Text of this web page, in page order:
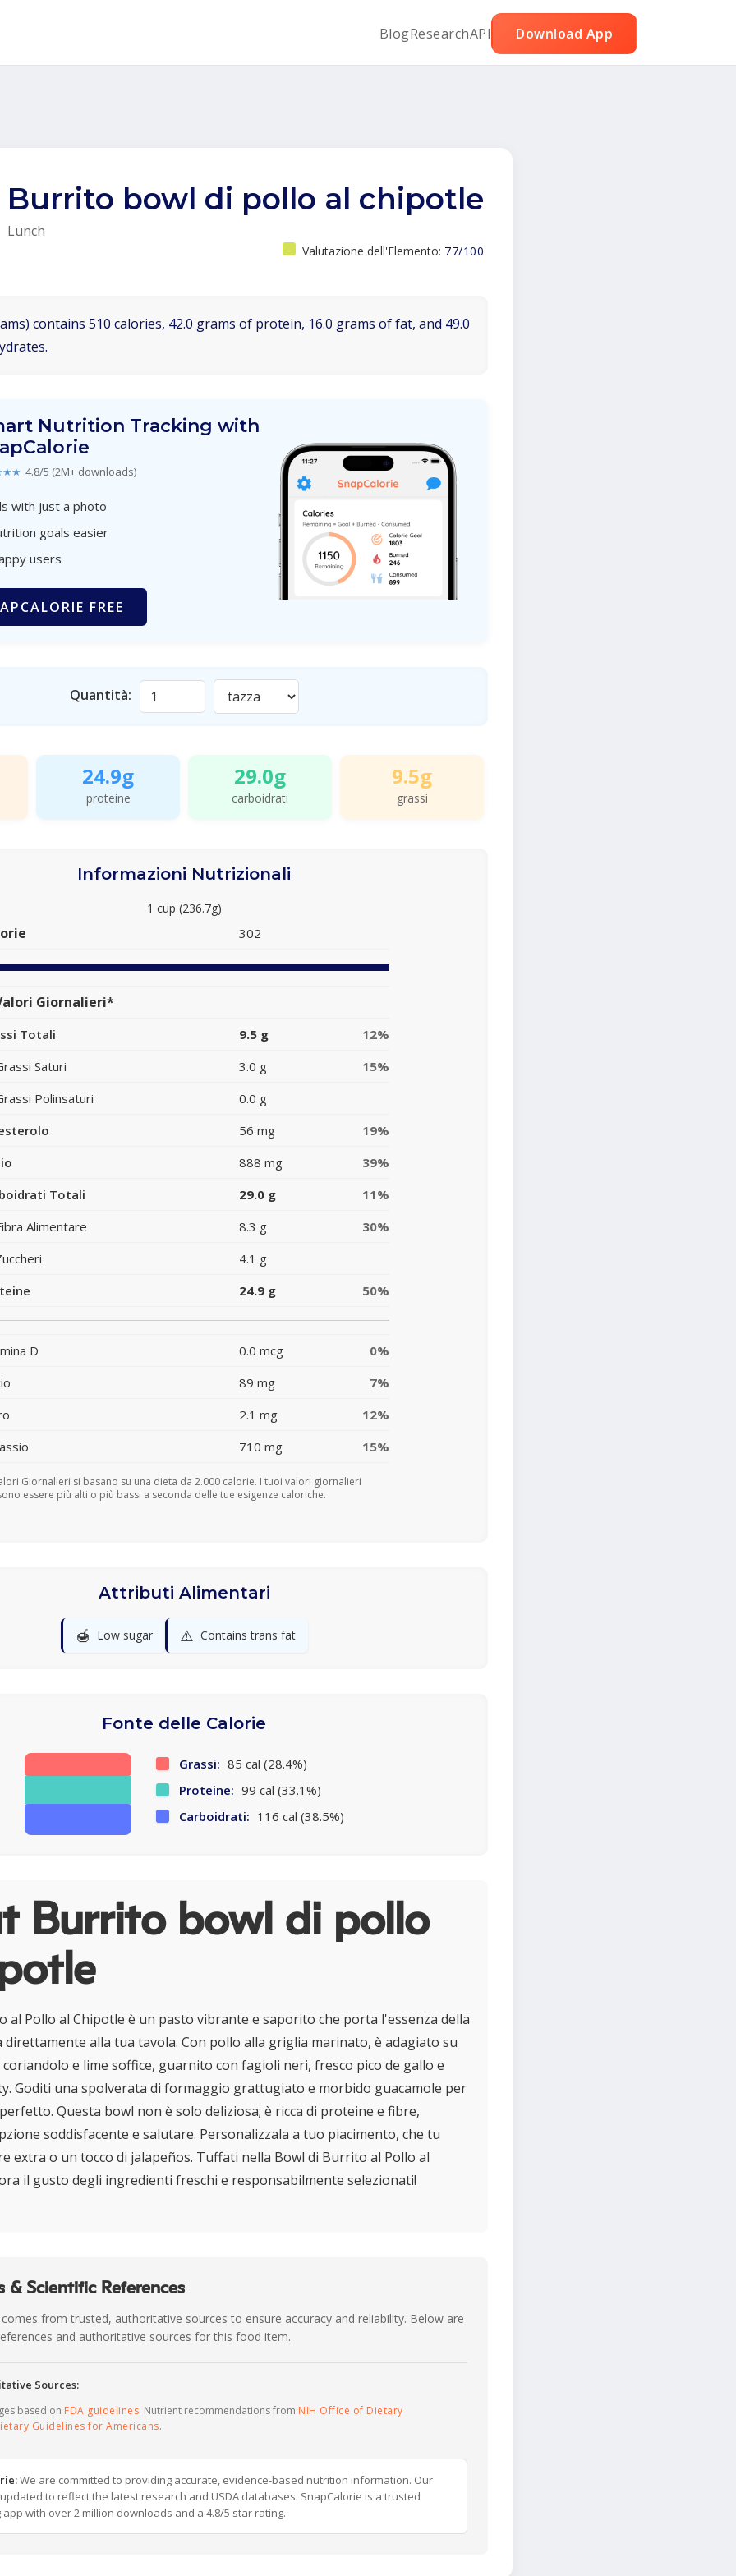
BlogResearchAPI Download App
Burrito bowl di pollo al chipotle
Lunch
Valutazione dell'Elemento: 77/100
contains 510 calories, 42.0 grams of protein, 16.0 grams of fat, and 49.0
Nutrition Tracking with
4.8/5 (2M+ downloads)
with just a photo
goals easier
users
FREE
Quantità:
24.9g
proteine
29.0g
carboidrati
9.5g
grassi
Informazioni Nutrizionali
1 cup (236.7g)
302
Giornalieri*
Totali 9.5 g
12%
Saturi
3.0 g
15%
Polinsaturi
0.0 g
56 mg
19%
888 mg
39%
Totali
29.0 g
11%
Alimentare
8.3 g
30%
4.1 g
24.9 g 50%
D 0.0 mcg
0%
89 mg
7%
2.1 mg
12%
710 mg 15%
Giornalieri si basano su una dieta da 2.000 calorie. I tuoi valori giornalieri
essere più alti o più bassi a seconda delle tue esigenze caloriche.
Attributi Alimentari
🍯 Low sugar ⚠️ Contains trans fat
Fonte delle Calorie
Grassi: 85 cal (28.4%)
Proteine: 99 cal (33.1%)
Carboidrati: 116 cal (38.5%)
Burrito bowl di pollo
al Pollo al Chipotle è un pasto vibrante e saporito che porta l'essenza della
direttamente alla tua tavola. Con pollo alla griglia marinato, è adagiato su
e lime soffice, guarnito con fagioli neri, fresco pico de gallo e
Goditi una spolverata di formaggio grattugiato e morbido guacamole per
Questa bowl non è solo deliziosa; è ricca di proteine e fibre,
soddisfacente e salutare. Personalizzala a tuo piacimento, che tu
extra o un tocco di jalapeños. Tuffati nella Bowl di Burrito al Pollo al
il gusto degli ingredienti freschi e responsabilmente selezionati!
& Scientific References
from trusted, authoritative sources to ensure accuracy and reliability. Below are
and authoritative sources for this food item.
Sources:
based on FDA guidelines. Nutrient recommendations from NIH Office of Dietary
Guidelines for Americans.
We are committed to providing accurate, evidence-based nutrition information. Our
to reflect the latest research and USDA databases. SnapCalorie is a trusted
with over 2 million downloads and a 4.8/5 star rating.